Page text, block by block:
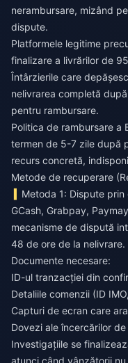
nerambursare, mizând
dispute.
Platformele legitime
finalizare a livrărilor de
Întârzierile care
nelivrarea completă
pentru rambursare.
Politica de rambursare a
termen de 5-7 zile după
recurs concretă,
Metode de recuperare
Metoda 1: Dispute
GCash, Grabpay,
mecanisme de dispută
48 de ore de la nelivrare.
Documente necesare:
ID-ul tranzacției din
Detaliile comenzii (ID
Capturi de ecran care
Dovezi ale încercărilor
Investigațiile se
atunci când vânzătorii